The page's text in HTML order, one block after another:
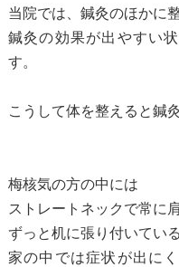
当院では、鍼灸のほかに
鍼灸の効果が出やすい
す。
こうして体を整えると鍼
梅核気の方の中には
ストレートネックで常に
ずっと机に張り付いてい
家の中では症状が出に